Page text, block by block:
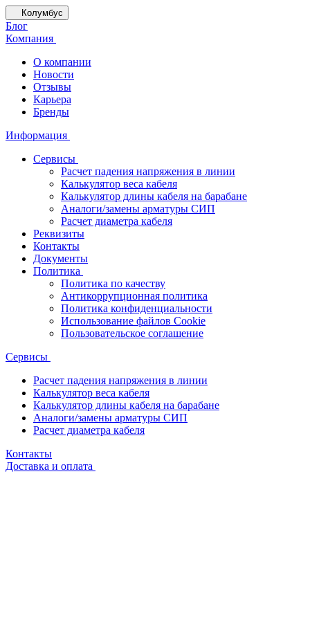
Колумбус
Блог
Компания
О компании
Новости
Отзывы
Карьера
Бренды
Информация
Сервисы
Расчет падения напряжения в линии
Калькулятор веса кабеля
Калькулятор длины кабеля на барабане
Аналоги/замены арматуры СИП
Расчет диаметра кабеля
Реквизиты
Контакты
Документы
Политика
Политика по качеству
Антикоррупционная политика
Политика конфиденциальности
Использование файлов Cookie
Пользовательское соглашение
Сервисы
Расчет падения напряжения в линии
Калькулятор веса кабеля
Калькулятор длины кабеля на барабане
Аналоги/замены арматуры СИП
Расчет диаметра кабеля
Контакты
Доставка и оплата